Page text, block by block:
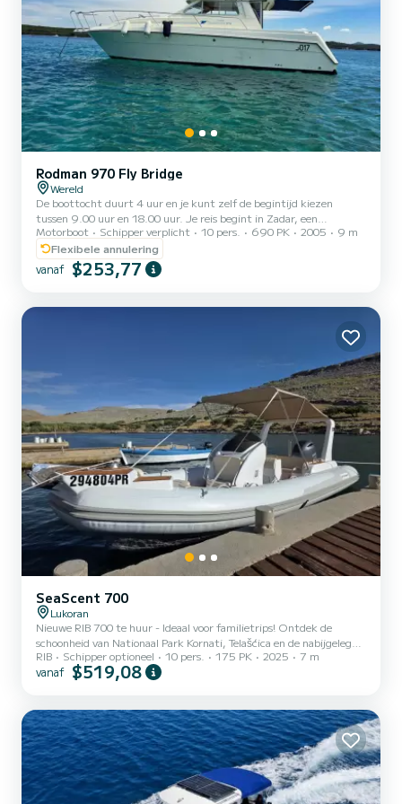
Rodman 970 Fly Bridge
Wereld
De boottocht duurt 4 uur en je kunt zelf de begintijd kiezen
tussen 9.00 uur en 18.00 uur. Je reis begint in Zadar, een
charmante kuststad die bekend staat om haar rijke geschiedenis en
prachtige zonsondergangen. Van daaruit varen we naar Preko, een
pittoresk eilanddorp vol traditionele charme en adembenemende
uitzichten. Ošljak, een klein eilandjuweel, wacht op je om je te
schoonheid. Maar het hoogtepunt van deze tour ligt in onze
Motorboot Schipper verplicht 10 pers. 690 PK 2005
9 m
Flexibele annulering
vanaf $253,77
SeaScent 700
Lukoran
Nieuwe RIB 700 te huur - Ideaal voor familietrips! Ontdek de
schoonheid van Nationaal Park Kornati, Telašćica en de nabijgelegen
eilanden in comfort en stijl! Merk nieuwe 7m RIB. Aangedreven
door Yamaha 175PK - snel, betrouwbaar en zuinig. Ruim zonnedek
personen - ideaal voor gezinnen. Vertrekpunt: Lukoran (of Zadar op
verzoek). Optionele schipper beschikbaar - geen licent...
RIB Schipper optioneel 10 pers. 175 PK 2025 7 m
vanaf $519,08